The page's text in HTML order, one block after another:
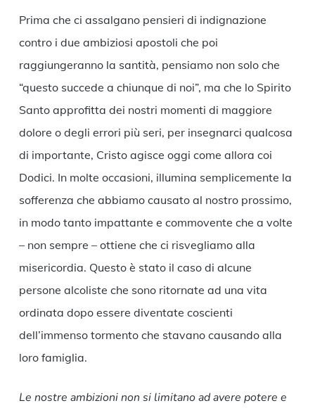
Prima che ci assalgano pensieri di indignazione
contro i due ambiziosi apostoli che poi
raggiungeranno la santità, pensiamo non solo che
“questo succede a chiunque di noi”, ma che lo Spirito
Santo approfitta dei nostri momenti di maggiore
dolore o degli errori più seri, per insegnarci qualcosa
di importante, Cristo agisce oggi come allora coi
Dodici. In molte occasioni, illumina semplicemente la
sofferenza che abbiamo causato al nostro prossimo,
in modo tanto impattante e commovente che a volte
– non sempre – ottiene che ci risvegliamo alla
misericordia. Questo è stato il caso di alcune
persone alcoliste che sono ritornate ad una vita
ordinata dopo essere diventate coscienti
dell’immenso tormento che stavano causando alla
loro famiglia.
Le nostre ambizioni non si limitano ad avere potere e